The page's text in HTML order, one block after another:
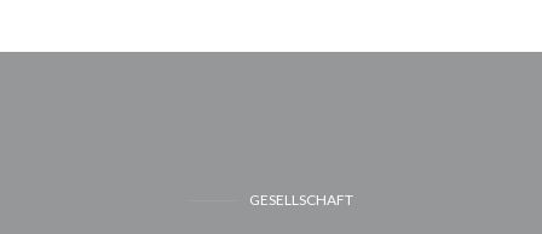
GESELLSCHAFT